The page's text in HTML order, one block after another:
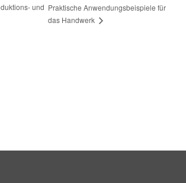
und Praktische Anwendungsbeispiele für
das Handwerk